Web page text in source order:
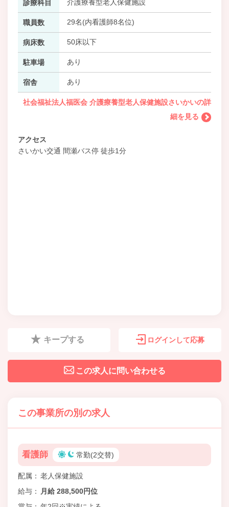
診療科目 介護療養型老人保健施設
職員数 29名(内看護師8名位)
病床数 50床以下
駐車場 あり
宿舎 あり
社会福祉法人福医会 介護療養型老人保健施設さいかいの詳
細を見る
アクセス
さいかい交通 間瀬バス停 徒歩1分
キープする ログインして応募
この求人に問い合わせる
この事業所の別の求人
看護師 常勤(2交替)
配属
老人保健施設
給与
月給 288,500円位